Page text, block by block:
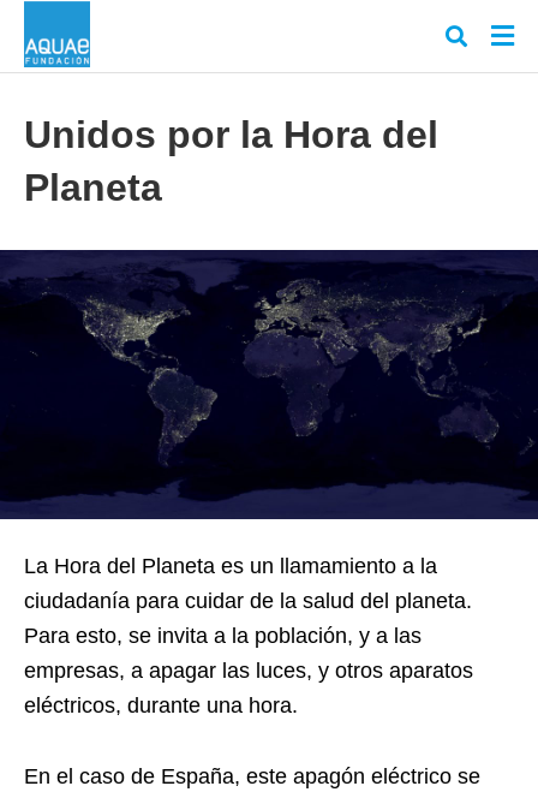
y
en
Unidos por la Hora del
Planeta
La Hora del Planeta es un llamamiento a la
ciudadanía para cuidar de la salud del planeta.
Para esto, se invita a la población, y a las
empresas, a apagar las luces, y otros aparatos
eléctricos, durante una hora.
En el caso de España, este apagón eléctrico se